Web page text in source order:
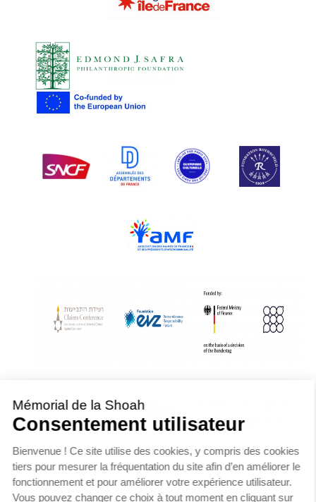
With Assistance from the Conference on Jewish Material Claims Against
Sponsored by the Foundation « Remembrance, Responsibility and Future »
Supported by the German Federal Ministry of Finance